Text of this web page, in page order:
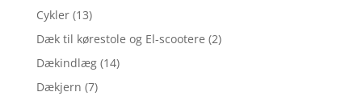
Cykler (13)
Dæk til kørestole og El-scootere (2)
Dækindlæg (14)
Dækjern (7)